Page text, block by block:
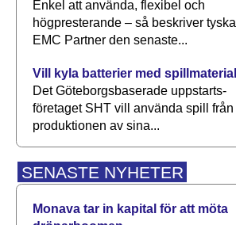
Enkel att använda, flexibel och
högpresterande – så beskriver tyska
EMC Partner den senaste...
Vill kyla batterier med spillmaterial
Det Göteborgsbaserade upp­starts­
företaget SHT vill använda spill från
produktionen av sina...
SENASTE NYHETER
Monava tar in kapital för att möta